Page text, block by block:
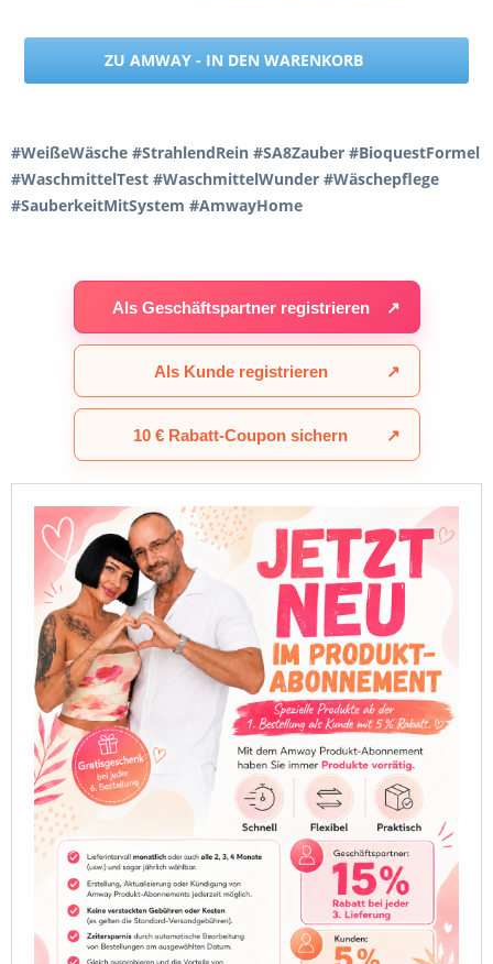
ZU AMWAY - IN DEN WARENKORB
#WeißeWäsche #StrahlendRein #SA8Zauber #BioquestFormel
#WaschmittelTest #WaschmittelWunder #Wäschepflege
#SauberkeitMitSystem #AmwayHome
Als Geschäftspartner registrieren ↗
Als Kunde registrieren ↗
10 € Rabatt-Coupon sichern ↗